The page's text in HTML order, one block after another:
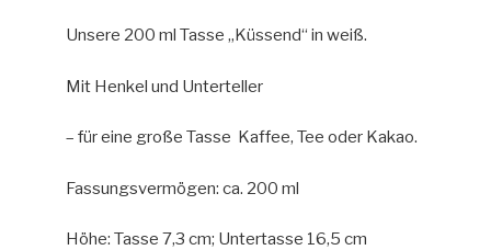
Unsere 200 ml Tasse „Küssend“ in weiß.
Mit Henkel und Unterteller
– für eine große Tasse Kaffee, Tee oder Kakao.
Fassungsvermögen: ca. 200 ml
Höhe: Tasse 7,3 cm; Untertasse 16,5 cm